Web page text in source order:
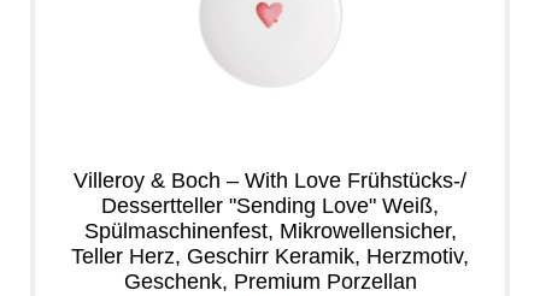
Villeroy & Boch – With Love Frühstücks-/
Dessertteller "Sending Love" Weiß,
Spülmaschinenfest, Mikrowellensicher,
Teller Herz, Geschirr Keramik, Herzmotiv,
Geschenk, Premium Porzellan